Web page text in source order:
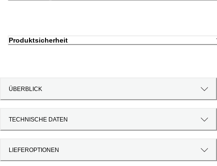
Produktsicherheit
ÜBERBLICK
TECHNISCHE DATEN
LIEFEROPTIONEN